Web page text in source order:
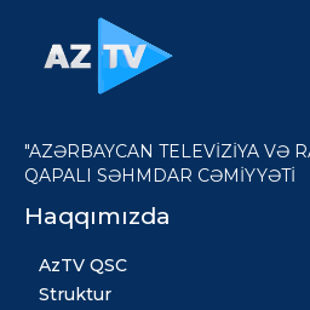
"AZƏRBAYCAN TELEVİZİYA VƏ
QAPALI SƏHMDAR CƏMİYYƏTİ
Haqqımızda
AzTV QSC
Struktur